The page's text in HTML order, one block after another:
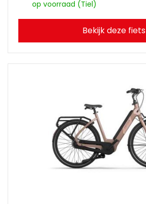
op voorraad (Tiel)
Bekijk deze fiets